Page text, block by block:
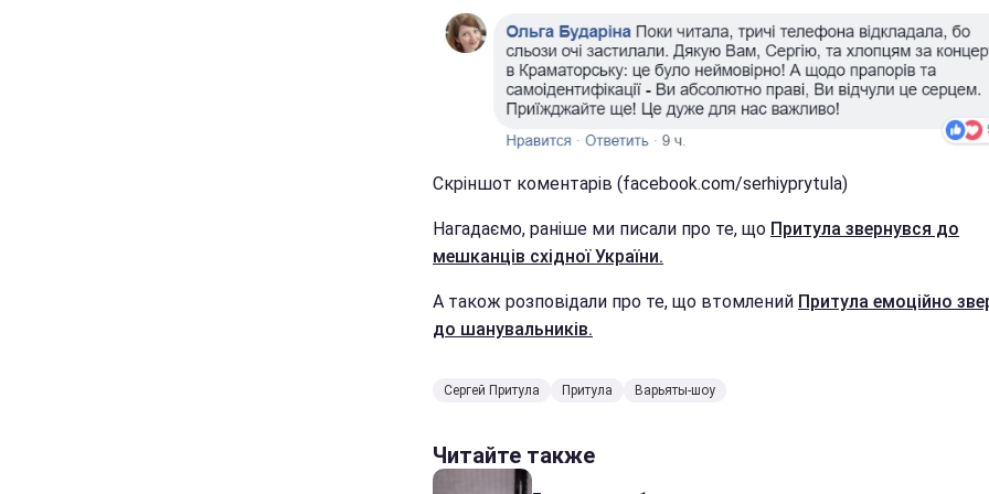
Скріншот коментарів (facebook.com/serhiyprytula)
Нагадаємо, раніше ми писали про те, що Притула звернувся до
мешканців східної України.
А також розповідали про те, що втомлений Притула емоційно
до шанувальників.
Сергей Притула Притула Варьяты-шоу
Читайте также